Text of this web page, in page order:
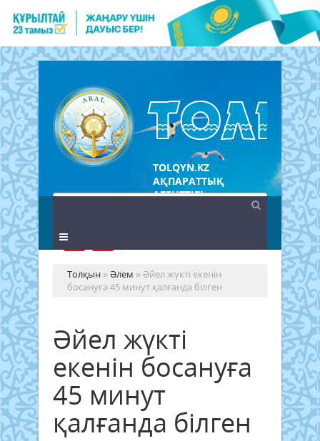
TOLQYN.KZ
АҚПАРАТТЫҚ
АГЕНТТІГІ
Толқын »Әлем » Әйел жүкті екенін
босануға 45 минут қалғанда білген
Әйел жүкті
екенін босануға
45 минут
қалғанда білген